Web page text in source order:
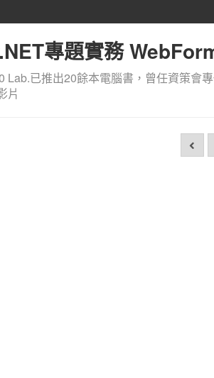
專題實務
Lab.已推出20餘本電腦書，曾任資策會
片